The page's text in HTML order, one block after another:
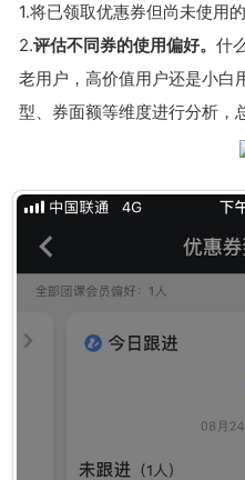
1.将已领取优惠券但尚未使用
2.评估不同券的使用偏好。 什
老用户，高价值用户还是小白
型、券面额等维度进行分析，